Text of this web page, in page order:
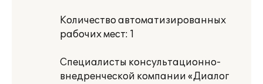
Количество автоматизированных
рабочих мест: 1
Специалисты консультационно-
внедренческой компании «Диалог